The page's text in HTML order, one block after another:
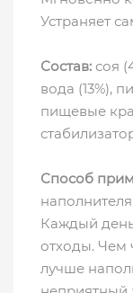
Устраняет
Состав: соя
вода (13%),
пищевые
Способ
Каждый
отходы. Чем
лучше